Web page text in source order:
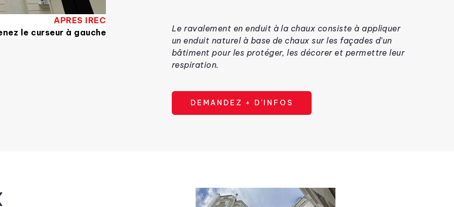
Le ravalement en enduit à la chaux consiste à appliquer
un enduit naturel à base de chaux sur les façades d’un
bâtiment pour les protéger, les décorer et permettre leur
respiration.
DEMANDEZ + D'INFOS
APRES IREC
le curseur à gauche